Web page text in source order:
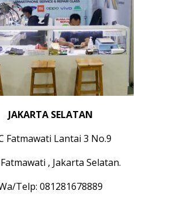
JAKARTA SELATAN
Fatmawati Lantai 3 No.9
Fatmawati , Jakarta Selatan.
Telp: 081281678889